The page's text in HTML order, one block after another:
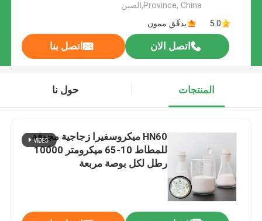
Province, China,الصين
5.0
يدقّق ممون
اتصل الان اتصل بنا
المنتجات حول نا
HN60 ميكروسفيرا زجاجية مجوفة
للمطاط 10-65 ميكرومتر 10000
رطل لكل بوصة مربعة